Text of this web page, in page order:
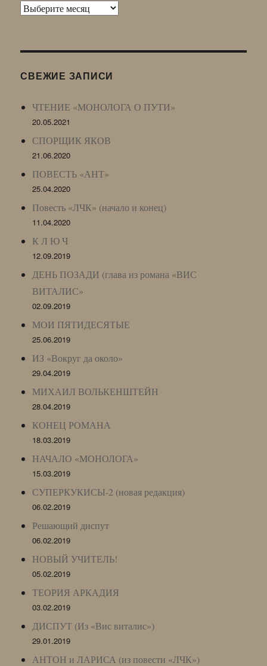
Архив
LJ
СВЕЖИЕ ЗАПИСИ
ЧТЕНИЕ «МОНОЛОГА О ПУТИ»
20.05.2021
СПОРЩИК ЯКОВ
21.06.2020
ПОВЕСТЬ «АНТ»
25.04.2020
Повесть «ЛЧК» (начало и конец)
11.04.2020
К Л Ю Ч
12.09.2019
ДЕНЬ ПОЗАДИ (глава из романа «ВИС
ВИТАЛИС»
02.09.2019
МОИ ПЯТИДЕСЯТЫЕ
25.06.2019
ИЗ «Вокруг да около»
29.04.2019
МИХАИЛ ВОЛЬКЕНШТЕЙН
28.04.2019
КОНЕЦ РОМАНА
18.03.2019
НАЧАЛО «МОНОЛОГА»
15.03.2019
СУПЕРКУКИСЫ-2 (новая редакция)
06.02.2019
Решающий диспут
06.02.2019
НОВЫЙ УЧИТЕЛЬ!
05.02.2019
ТЕОРИЯ АРКАДИЯ
03.02.2019
ДИСПУТ (Из «Вис виталис»)
29.01.2019
АНТОН и ЛАРИСА (из повести «ЛЧК»)